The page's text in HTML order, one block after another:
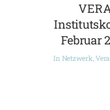
Februar
In Netzwerk,